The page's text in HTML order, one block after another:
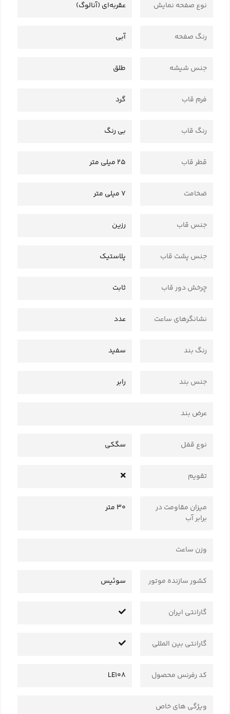
نوع صفحه نمایش عقربه‌ای (آنالوگ)
رنگ صفحه آبی
جنس شیشه طلق
فرم قاب گرد
رنگ قاب بی رنگ
قطر قاب 25 میلی متر
ضخامت 7 میلی متر
جنس قاب رزین
جنس پشت قاب پلاستیک
چرخش دور قاب ثابت
نشانگرهای ساعت عدد
رنگ بند سفید
جنس بند رابر
عرض بند
نوع قفل سگکی
تقویم
میزان مقاومت در
برابر آب
30 متر
وزن ساعت
کشور سازنده موتور سوئیس
گارانتی ایران
گارانتی بین المللی
کد رفرنس محصول LE108
ویژگی های خاص